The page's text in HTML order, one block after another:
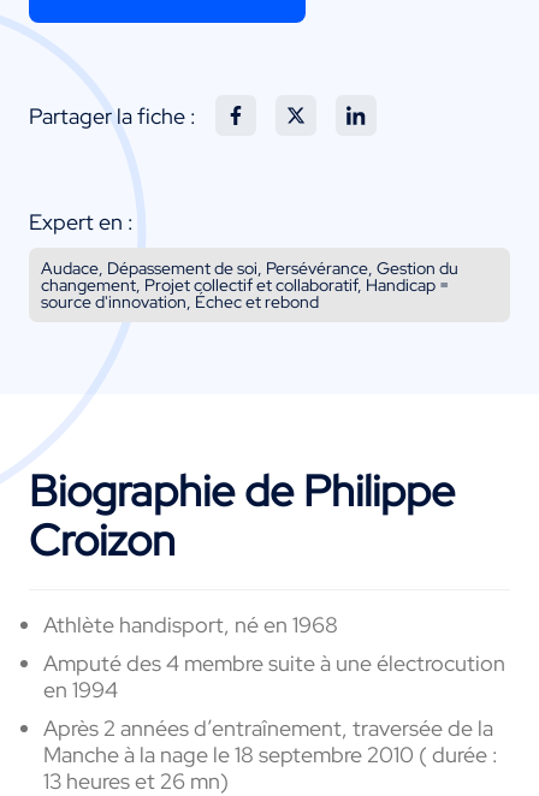
Partager la fiche :
Expert en :
Audace, Dépassement de soi, Persévérance, Gestion du
changement, Projet collectif et collaboratif, Handicap =
source d'innovation, Échec et rebond
Biographie de Philippe
Croizon
Athlète handisport, né en 1968
Amputé des 4 membre suite à une électrocution
en 1994
Après 2 années d’entraînement, traversée de la
Manche à la nage le 18 septembre 2010 ( durée :
13 heures et 26 mn)